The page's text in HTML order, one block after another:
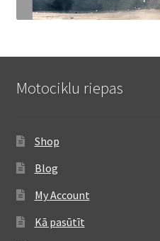
Motociklu riepas
Shop
Blog
My Account
Kā pasūtīt